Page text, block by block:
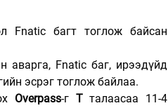
Fnatic багт тоглож байсан
аварга, Fnatic баг, ирээдүйд
эсрэг тоглож байлаа.
Overpass-г T талаасаа 11-4